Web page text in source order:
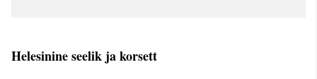
Helesinine seelik ja korsett